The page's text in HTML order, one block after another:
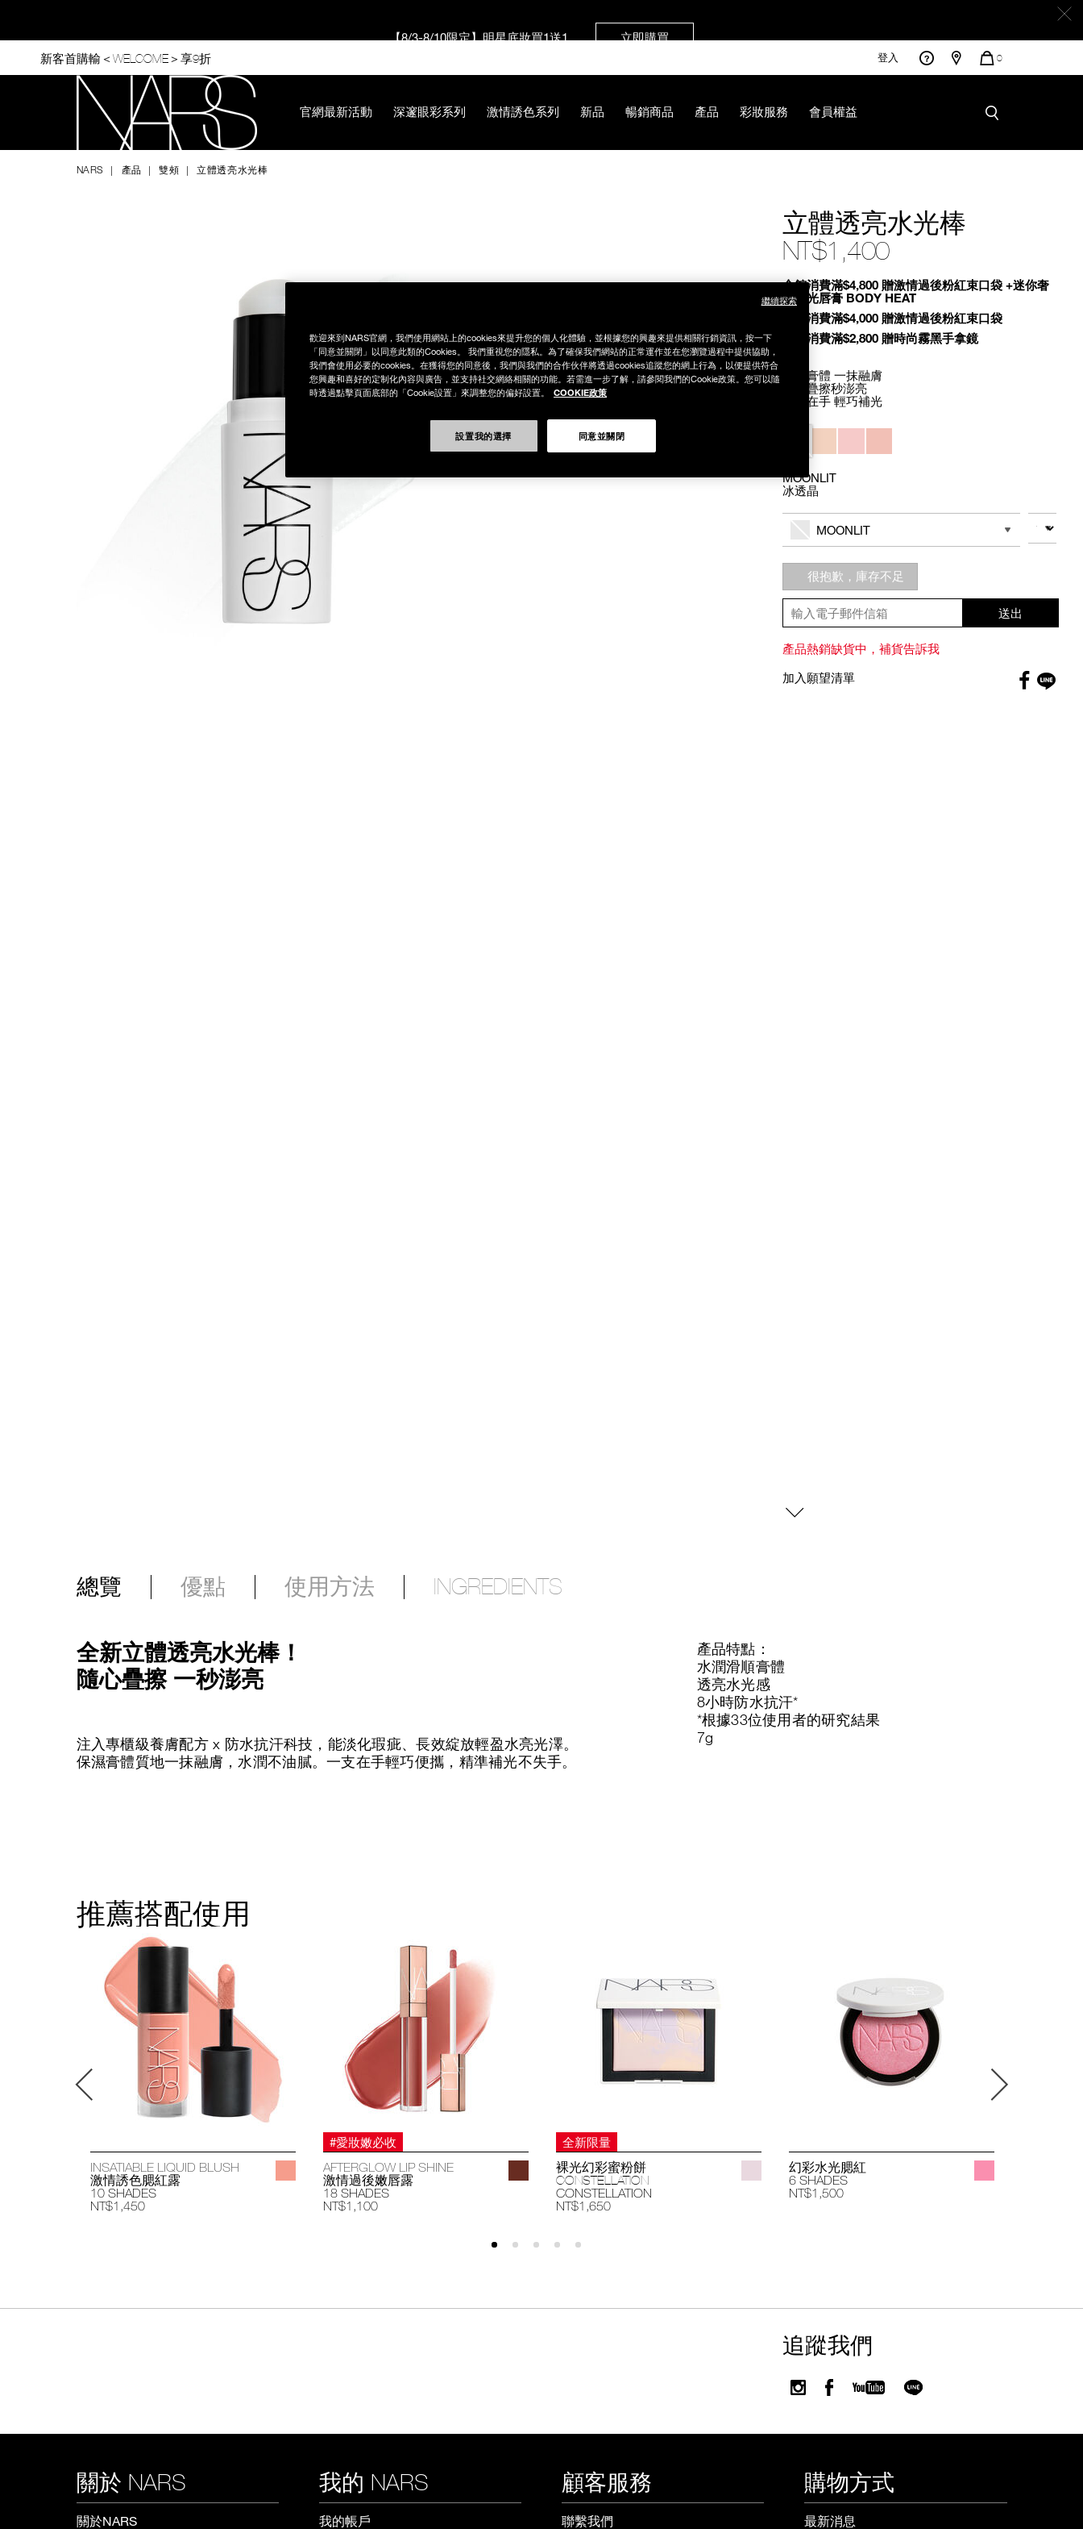
content
【8/3-8/10限定】明星底妝買1送1 立即購買
新客首購輸＜WELCOME＞享9折 登入
您
0
官網最新活動 深邃眼彩系列 激情誘色系列 新品 暢銷商品 產品 彩妝服務 會員權益
NARS 產品 雙頰 立體透亮水光棒
立體透亮水光棒
NT$1,400
Promotions
全館消費滿$4,800 贈激情過後粉紅束口袋 +迷你奢
慾緞光唇膏 BODY HEAT
全館消費滿$4,000 贈激情過後粉紅束口袋
全館消費滿$2,800 贈時尚霧黑手拿鏡
滑順膏體 一抹融膚
隨心疊擦秒澎亮
一支在手 輕巧補光
Variations
MOONLIT
冰透晶
to
Actions
MOONLIT
數量
很抱歉，庫存不足
送出
產品熱銷缺貨中，補貨告訴我
加入願望清單
總覽 優點 使用方法 INGREDIENTS
全新立體透亮水光棒！
隨心疊擦 一秒澎亮
注入專櫃級養膚配方 x 防水抗汗科技，能淡化瑕疵、長效綻放輕盈水亮光澤。
保濕膏體質地一抹融膚，水潤不油膩。一支在手輕巧便攜，精準補光不失手。
產品特點：
水潤滑順膏體
透亮水光感
8小時防水抗汗*
*根據33位使用者的研究結果
7g
推薦搭配使用
INSATIABLE LIQUID BLUSH
激情誘色腮紅露
10 SHADES
NT$1,450
#愛妝嫩必收
AFTERGLOW LIP SHINE
激情過後嫩唇露
18 SHADES
NT$1,100
全新限量
裸光幻彩蜜粉餅
CONSTELLATION
CONSTELLATION
NT$1,650
幻彩水光腮紅
6 SHADES
NT$1,500
追蹤我們
關於 NARS
關於NARS
我的 NARS
我的帳戶
顧客服務
聯繫我們
購物方式
最新消息
歡迎來到NARS官網，我們使用網站上的cookies來提升您的個人化體驗，並根據您的興趣來提供相關行銷資訊，按一下
「同意並關閉」以同意此類的Cookies。 我們重視您的隱私。為了確保我們網站的正常運作並在您瀏覽過程中提供協助，
我們會使用必要的cookies。在獲得您的同意後，我們與我們的合作伙伴將透過cookies追蹤您的網上行為，以便提供符合
您興趣和喜好的定制化內容與廣告，並支持社交網絡相關的功能。若需進一步了解，請參閱我們的Cookie政策。您可以隨
時透過點擊頁面底部的「Cookie設置」來調整您的偏好設置。
COOKIE政策
設置我的選擇 同意並關閉
繼續探索